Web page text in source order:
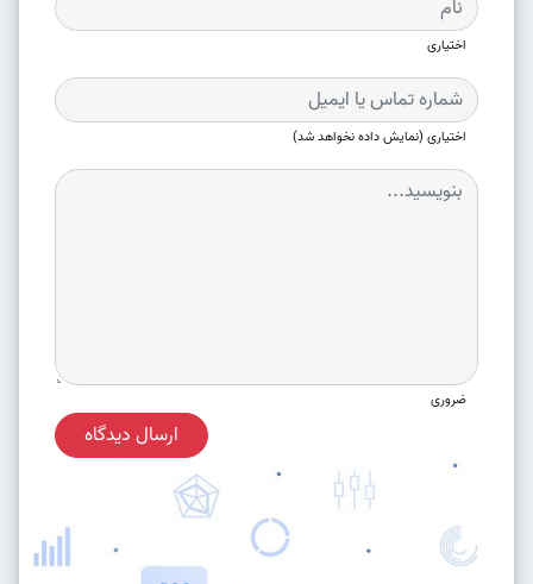
اختیاری
اختیاری (نمایش داده نخواهد شد)
ضروری
ارسال دیدگاه